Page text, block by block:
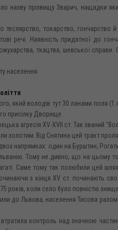
назву прізвищу Зварич, нащадки
токарство, гончарство й
речі. Наявність придатної до
ткацтва, шевської справи.
населення.
який володів тут 30 ланами поля (1
присілку Дворище.
агресія XV-XVII ст. Так званий
золотим. Від Снятина цей тракт
напрямках: один на Бурштин,
Тому не дивно, що на цьому
Саме тому так полюбили цей
з кінця XV ст. починають свої
років, коли село було повністю
до Львова, населення Тисова
контроль над значною